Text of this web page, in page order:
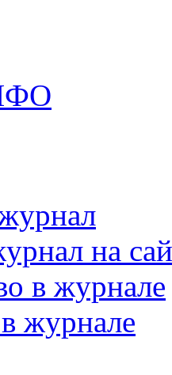
на
в журнале
журнале